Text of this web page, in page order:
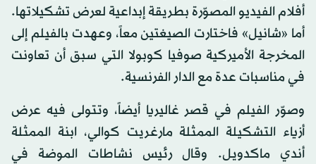
أفلام الفيديو المصوّرة بطريقة إبداعية لعرض تشكيلاتها.
أما «شانيل» فاختارت الصيغتين معاً، وعهدت بالفيلم إلى
المخرجة الأميركية صوفيا كوبولا التي سبق أن تعاونت
في مناسبات عدة مع الدار الفرنسية.
وصوّر الفيلم في قصر غاليريا أيضاً، وتتولى فيه عرض
أزياء التشكيلة الممثلة مارغريت كوالي، ابنة الممثلة
أندي ماكدويل. وقال رئيس نشاطات الموضة في